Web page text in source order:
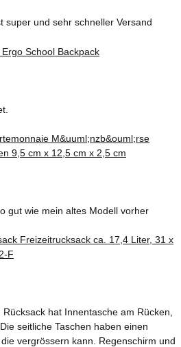
super und sehr schneller Versand
gut wie mein altes Modell vorher
hat Innentasche am Rücken,
seitliche Taschen haben einen
vergrössern kann. Regenschirm und